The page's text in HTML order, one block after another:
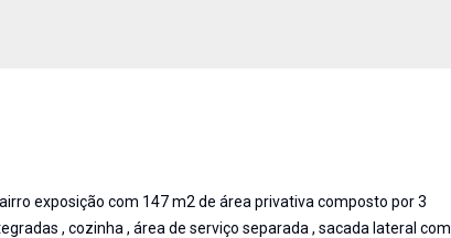
exposição com 147 m2 de área privativa composto por 3
, cozinha , área de serviço separada , sacada lateral com